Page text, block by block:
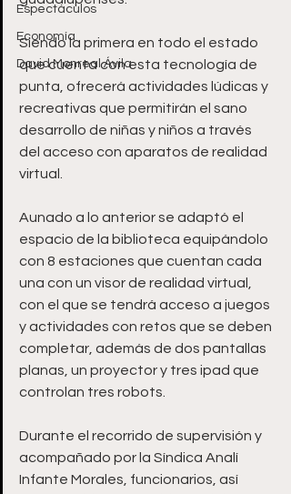
Espectáculos
Economía
David Monreal Ávila
Siendo la primera en todo el estado
que cuenta con esta tecnología de
punta, ofrecerá actividades lúdicas y
recreativas que permitirán el sano
desarrollo de niñas y niños a través
del acceso con aparatos de realidad
virtual.
Aunado a lo anterior se adaptó el
espacio de la biblioteca equipándolo
con 8 estaciones que cuentan cada
una con un visor de realidad virtual,
con el que se tendrá acceso a juegos
y actividades con retos que se deben
completar, además de dos pantallas
planas, un proyector y tres ipad que
controlan tres robots.
Durante el recorrido de supervisión y
acompañado por la Síndica Analí
Infante Morales, funcionarios, así